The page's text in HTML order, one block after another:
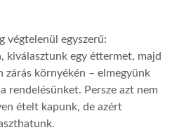
végtelenül egyszerű:
kiválasztunk egy éttermet, majd
zárás környékén – elmegyünk
rendelésünket. Persze azt nem
ételt kapunk, de azért